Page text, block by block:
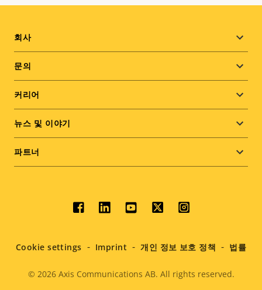
Footer
menu
회사
문의
커리어
뉴스 및 이야기
파트너
Social
menu
Legal
© 2026Axis Communications AB. All rights reserved.
Cookie settings Imprint 개인 정보 보호 정책 법률